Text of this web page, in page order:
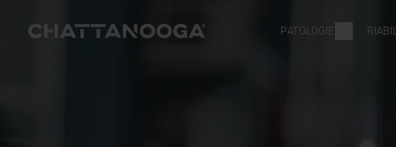
PATOLOGIE